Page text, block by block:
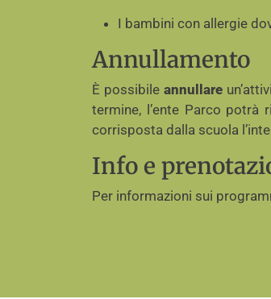
I bambini con allergie
Annullamento
È possibileannullare
termine, l’ente Parco potrà
corrisposta dalla scuola
Info e
Per informazioni sui